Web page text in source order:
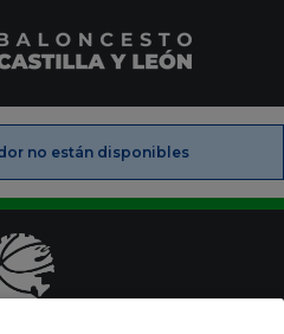
no están disponibles